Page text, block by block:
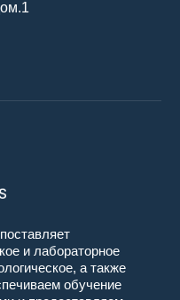
и лабораторное
а также
обучение